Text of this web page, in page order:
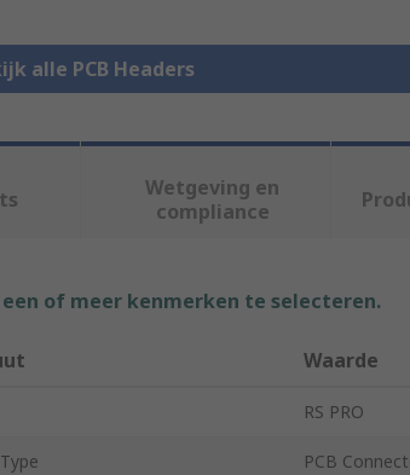
alle PCB Headers
Wetgeving en
compliance
of meer kenmerken te selecteren.
Waarde
RS PRO
PCB